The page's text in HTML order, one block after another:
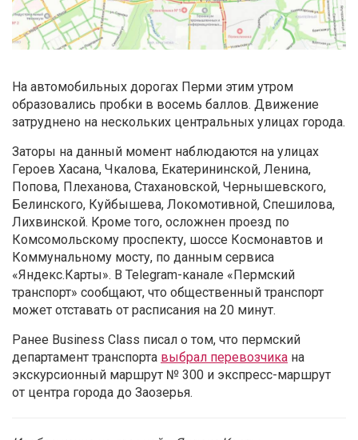
На автомобильных дорогах Перми этим утром
образовались пробки в восемь баллов. Движение
затруднено на нескольких центральных улицах города.
Заторы на данный момент наблюдаются на улицах
Героев Хасана, Чкалова, Екатерининской, Ленина,
Попова, Плеханова, Стахановской, Чернышевского,
Белинского, Куйбышева, Локомотивной, Спешилова,
Лихвинской. Кроме того, осложнен проезд по
Комсомольскому проспекту, шоссе Космонавтов и
Коммунальному мосту, по данным сервиса
«Яндекс.Карты». В Telegram-канале «Пермский
транспорт» сообщают, что общественный транспорт
может отставать от расписания на 20 минут.
Ранее Business Class писал о том, что пермский
департамент транспорта выбрал перевозчика на
экскурсионный маршрут № 300 и экспресс-маршрут
от центра города до Заозерья.